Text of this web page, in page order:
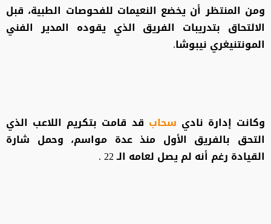
ومن المنتظر أن يخضع النعيمات للفحوصات الطبية، قبل
الالتحاق بتدريبات الفريق الذي يقوده المدير الفني
المونتنيغري نيبوشا.
وكانت إدارة نادي سحاب قد قامت بتكريم اللاعب الذي
التحق بالفريق الأول منذ عدة مواسم، وحمل شارة
القيادة رغم أنه لم يصل لعامه الـ 22 .